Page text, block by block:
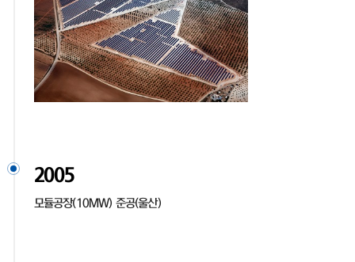
2005
모듈공장(10MW) 준공(울산)